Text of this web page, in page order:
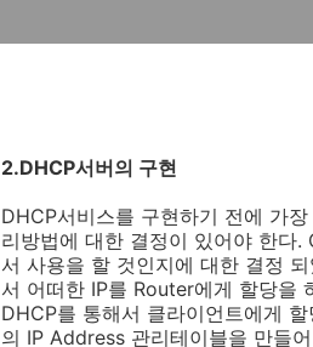
2.DHCP서버의 구현
DHCP서비스를 구현하기 전에 가
리방법에 대한 결정이 있어야 한다
서 사용을 할 것인지에 대한 결정
서 어떠한 IP를 Router에게 할당을
DHCP를 통해서 클라이언트에게
의 IP Address 관리테이블을 만들